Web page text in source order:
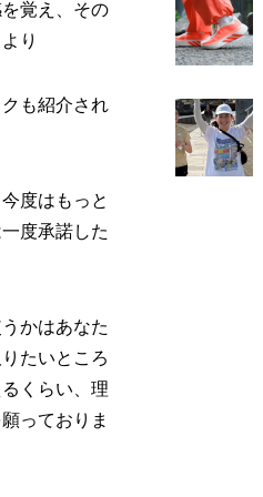
覚え、その
り
も紹介され
度はもっと
度承諾した
かはあなた
たいところ
くらい、理
っておりま